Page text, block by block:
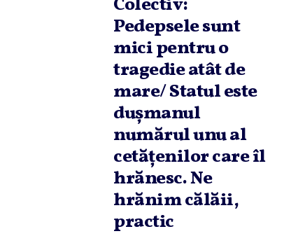
Pedepsele sunt
mici pentru o
tragedie atât de
mare/ Statul este
duşmanul
numărul unu al
cetăţenilor care îl
hrănesc. Ne
hrănim călăii,
practic